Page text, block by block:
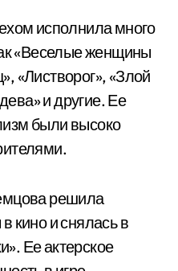
исполнила много
«Веселые женщины
«Листворог», «Злой
и другие. Ее
были высоко
решила
кино и снялась в
Ее актерское